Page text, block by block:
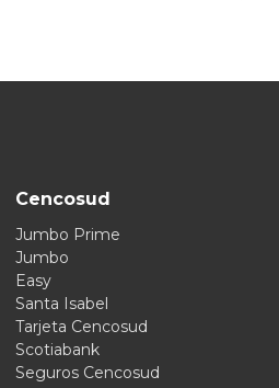
Cencosud
Jumbo Prime
Jumbo
Easy
Santa Isabel
Tarjeta Cencosud
Scotiabank
Seguros Cencosud